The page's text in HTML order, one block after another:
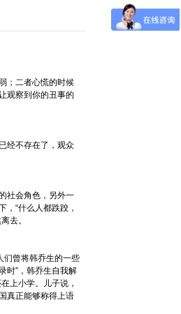
；二者心慌的时候
观察到你的丑事的
经不存在了，观众
社会角色，另外一
“什么人都跌跤，
去。
们曾将韩乔生的一些
时”，韩乔生自我解
上小学。儿子说，
真正能够称得上语